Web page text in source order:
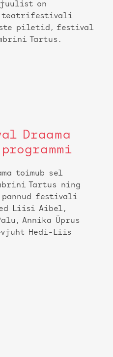
juulist on
teatrifestivali
piletid, festival
Tartus.
Draama
toimub sel
Tartus ning
pannud festivali
Liisi Aibel,
Annika Üprus
Hedi-Liis